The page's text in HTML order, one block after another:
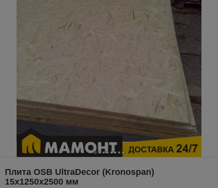
Плита OSB UltraDecor (Kronospan)
15х1250х2500 мм